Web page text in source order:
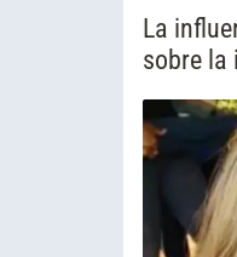
La
sobre la